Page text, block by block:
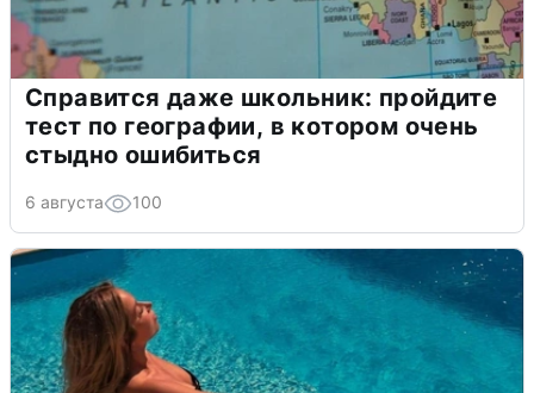
Справится даже школьник: пройдите
тест по географии, в котором очень
стыдно ошибиться
6 августа 100